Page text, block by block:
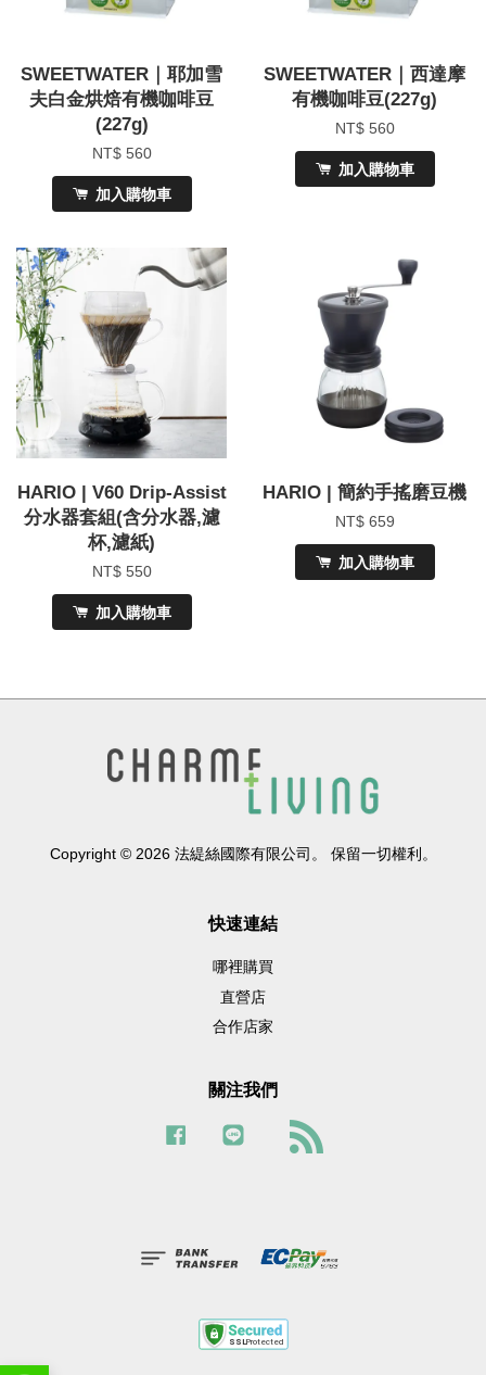
SWEETWATER｜耶加雪
夫白金烘焙有機咖啡豆
(227g)
NT$ 560
加入購物車
SWEETWATER｜西達摩
有機咖啡豆(227g)
NT$ 560
加入購物車
HARIO | V60 Drip-Assist
分水器套組(含分水器,濾
杯,濾紙)
NT$ 550
加入購物車
HARIO | 簡約手搖磨豆機
NT$ 659
加入購物車
Copyright © 2026 法緹絲國際有限公司。 保留一切權利。
快速連結
哪裡購買
直營店
合作店家
關注我們
Facebook